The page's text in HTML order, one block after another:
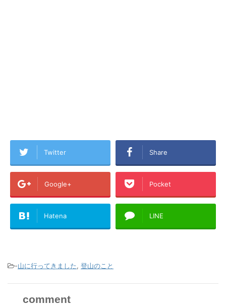
Twitter Share
Google+ Pocket
Hatena LINE
-山に行ってきました, 登山のこと
comment